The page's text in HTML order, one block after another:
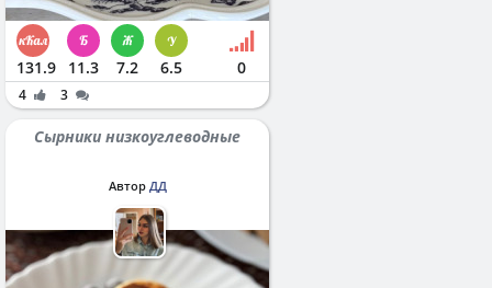
131.9 11.3 7.2 6.5 0
4 3
Сырники низкоуглеводные
Автор ДД